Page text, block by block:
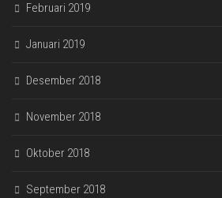
Februari 2019
Januari 2019
Desember 2018
November 2018
Oktober 2018
September 2018